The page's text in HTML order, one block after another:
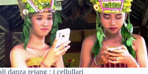
danza rejang : i cellullari